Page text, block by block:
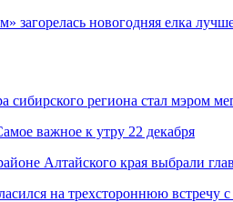
загорелась новогодняя елка
сибирского региона стал мэром
важное к утру 22 декабря
Алтайского края выбрали
на трехстороннюю